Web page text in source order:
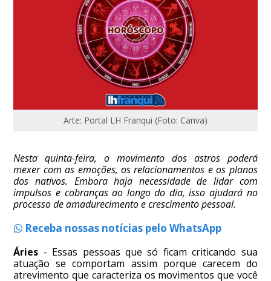
Arte: Portal LH Franqui (Foto: Canva)
Nesta quinta-feira, o movimento dos astros poderá
mexer com as emoções, os relacionamentos e os planos
dos nativos. Embora haja necessidade de lidar com
impulsos e cobranças ao longo do dia, isso ajudará no
processo de amadurecimento e crescimento pessoal.
Receba nossas notícias pelo WhatsApp
Áries - Essas pessoas que só ficam criticando sua
atuação se comportam assim porque carecem do
atrevimento que caracteriza os movimentos que você